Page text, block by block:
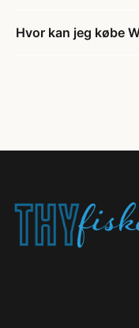
Hvor kan jeg købe